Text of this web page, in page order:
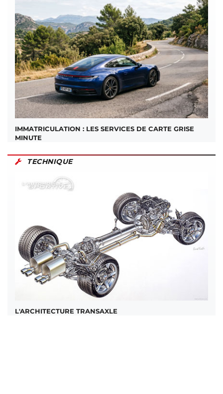
IMMATRICULATION : LES SERVICES DE CARTE GRISE
MINUTE
TECHNIQUE
L'ARCHITECTURE TRANSAXLE